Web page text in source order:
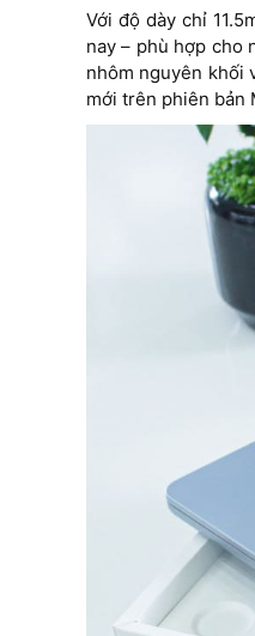
Với độ dày chỉ
nay – phù hợp cho
nhôm nguyên khối
mới trên phiên bản